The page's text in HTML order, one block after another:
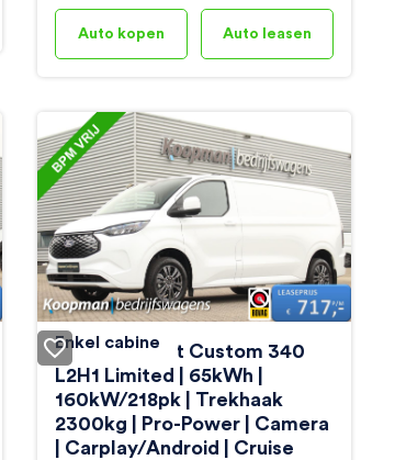
Auto kopen Auto leasen
Enkel cabine
Ford E-Transit Custom 340
L2H1 Limited | 65kWh |
160kW/218pk | Trekhaak
2300kg | Pro-Power | Camera
| Carplay/Android | Cruise